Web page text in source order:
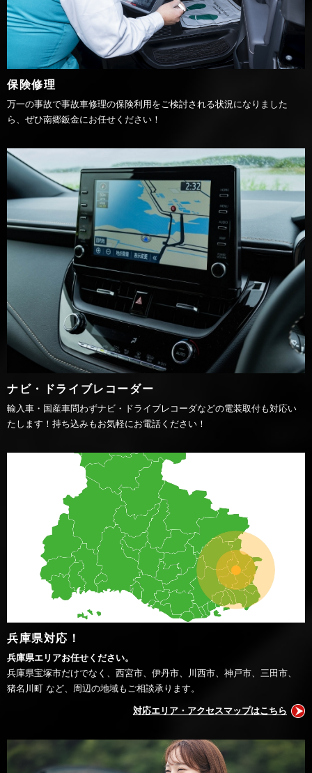
保険修理
万一の事故で事故車修理の保険利用をご検討される状況になりました
ら、ぜひ南郷鈑金にお任せください！
ナビ・ドライブレコーダー
輸入車・国産車問わずナビ・ドライブレコーダなどの電装取付も対応い
たします！持ち込みもお気軽にお電話ください！
兵庫県対応！
兵庫県エリアお任せください。
兵庫県宝塚市だけでなく、西宮市、伊丹市、川西市、神戸市、三田市、
猪名川町 など、周辺の地域もご相談承ります。
対応エリア・アクセスマップはこちら